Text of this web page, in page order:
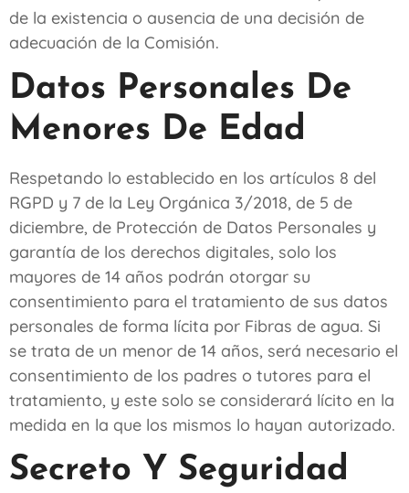
de la existencia o ausencia de una decisión de
adecuación de la Comisión.
Datos Personales De
Menores De Edad
Respetando lo establecido en los artículos 8 del
RGPD y 7 de la Ley Orgánica 3/2018, de 5 de
diciembre, de Protección de Datos Personales y
garantía de los derechos digitales, solo los
mayores de 14 años podrán otorgar su
consentimiento para el tratamiento de sus datos
personales de forma lícita por Fibras de agua. Si
se trata de un menor de 14 años, será necesario el
consentimiento de los padres o tutores para el
tratamiento, y este solo se considerará lícito en la
medida en la que los mismos lo hayan autorizado.
Secreto Y Seguridad